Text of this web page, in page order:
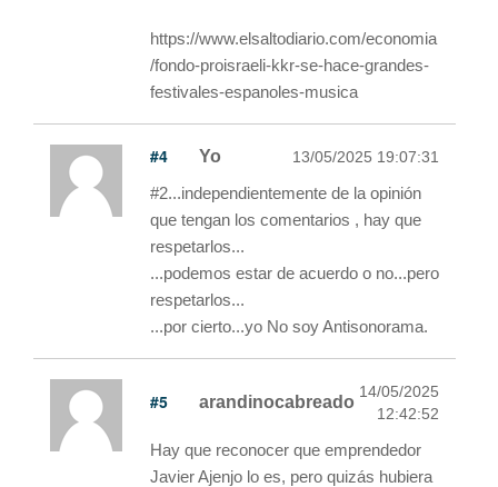
https://www.elsaltodiario.com/economia
/fondo-proisraeli-kkr-se-hace-grandes-
festivales-espanoles-musica
#4 Yo 13/05/2025 19:07:31
#2...independientemente de la opinión
que tengan los comentarios , hay que
respetarlos...
...podemos estar de acuerdo o no...pero
respetarlos...
...por cierto...yo No soy Antisonorama.
#5 arandinocabreado
14/05/2025
12:42:52
Hay que reconocer que emprendedor
Javier Ajenjo lo es, pero quizás hubiera